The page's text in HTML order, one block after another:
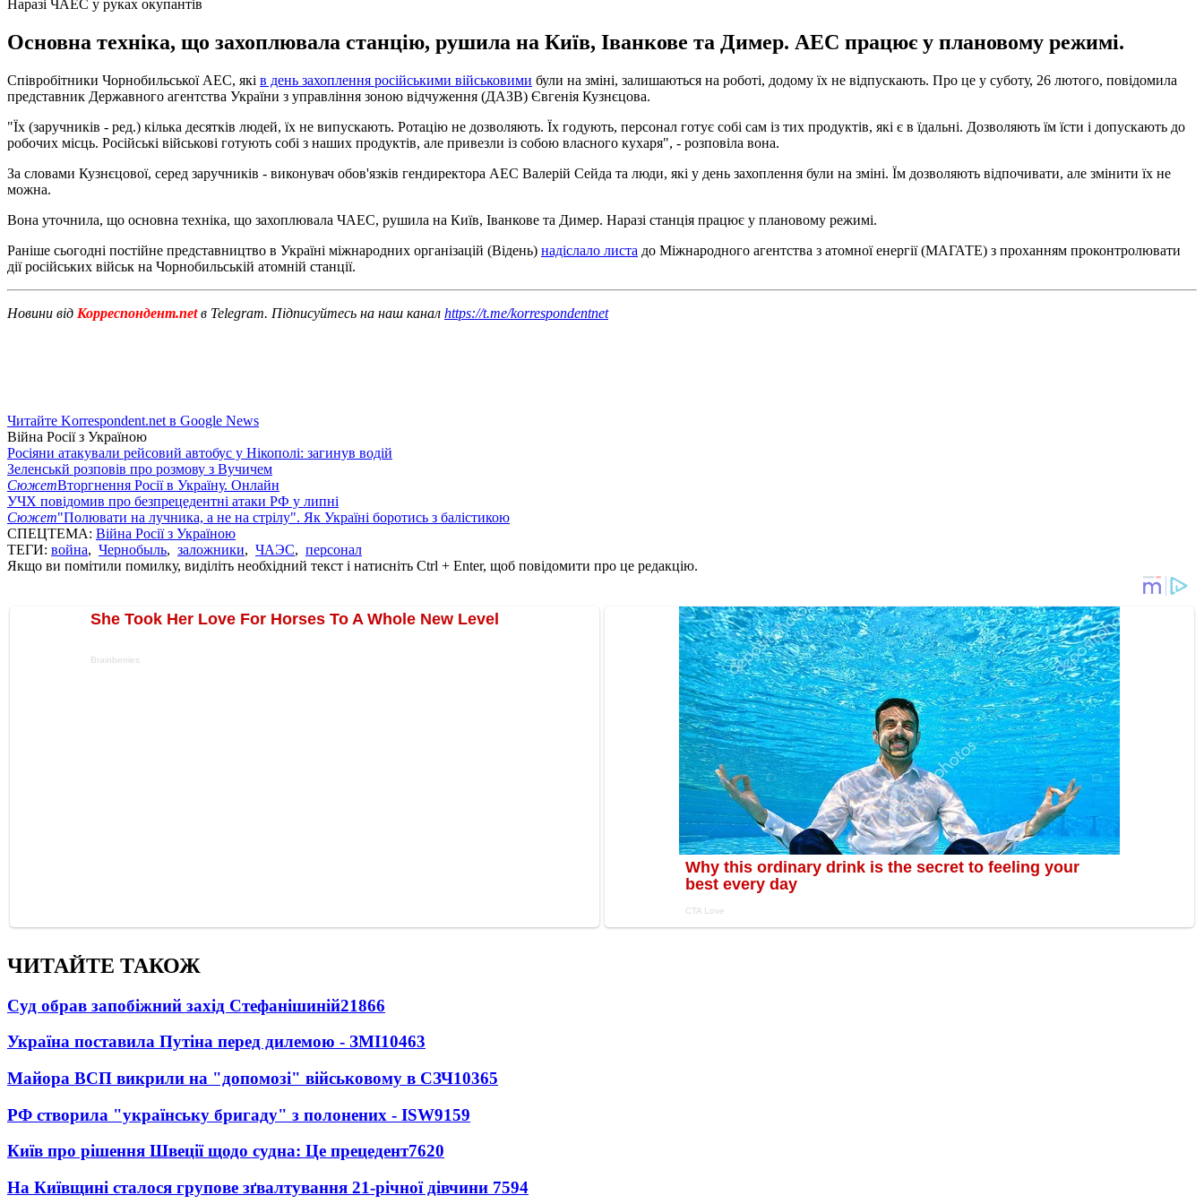
Наразі ЧАЕС у руках окупантів
Основна техніка, що захоплювала станцію, рушила на Київ, Іванкове та Димер. АЕС працює у плановому режимі.
Співробітники Чорнобильської АЕС, які в день захоплення російськими військовими були на зміні, залишаються на роботі, додому їх не відпускають. Про це у суботу, 26 лютого, повідомила
представник Державного агентства України з управління зоною відчуження (ДАЗВ) Євгенія Кузнєцова.
"Їх (заручників - ред.) кілька десятків людей, їх не випускають. Ротацію не дозволяють. Їх годують, персонал готує собі сам із тих продуктів, які є в їдальні. Дозволяють їм їсти і допускають до
робочих місць. Російські військові готують собі з наших продуктів, але привезли із собою власного кухаря", - розповіла вона.
За словами Кузнєцової, серед заручників - виконувач обов'язків гендиректора АЕС Валерій Сейда та люди, які у день захоплення були на зміні. Їм дозволяють відпочивати, але змінити їх не
можна.
Вона уточнила, що основна техніка, що захоплювала ЧАЕС, рушила на Київ, Іванкове та Димер. Наразі станція працює у плановому режимі.
Раніше сьогодні постійне представництво в Україні міжнародних організацій (Відень) надіслало листа до Міжнародного агентства з атомної енергії (МАГАТЕ) з проханням проконтролювати
дії російських військ на Чорнобильській атомній станції.
Новини від Корреспондент.netв Telegram. Підписуйтесь на наш канал https://t.me/korrespondentnet
Читайте Korrespondent.net в Google News
Війна Росії з Україною
Росіяни атакували рейсовий автобус у Нікополі: загинув водій
Зеленськй розповів про розмову з Вучичем
СюжетВторгнення Росії в Україну. Онлайн
УЧХ повідомив про безпрецедентні атаки РФ у липні
Сюжет"Полювати на лучника, а не на стрілу". Як Україні боротись з балістикою
СПЕЦТЕМА: Війна Росії з Україною
ТЕГИ: война, Чернобыль, заложники, ЧАЭС, персонал
Якщо ви помітили помилку, виділіть необхідний текст і натисніть Ctrl + Enter, щоб повідомити про це редакцію.
ЧИТАЙТЕ ТАКОЖ
Суд обрав запобіжний захід Стефанішиній21866
Україна поставила Путіна перед дилемою - ЗМІ10463
Майора ВСП викрили на "допомозі" військовому в СЗЧ10365
РФ створила "українську бригаду" з полонених - ISW9159
Київ про рішення Швеції щодо судна: Це прецедент7620
На Київщині сталося групове зґвалтування 21-річної дівчини 7594